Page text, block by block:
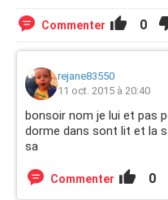
Commenter 0
rejane83550
11 oct. 2015 à 20:40
bonsoir nom je lui et pas
dorme dans sont lit et la
sa
Commenter 0